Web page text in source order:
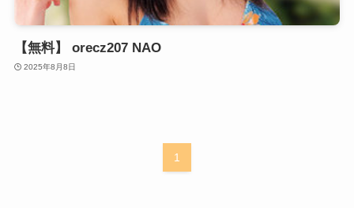
【無料】 orecz207 NAO
2025年8月8日
1